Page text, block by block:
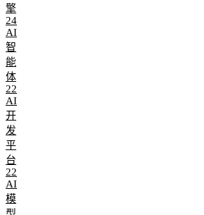
擎
24
AI
智
能
体
22
AI
开
发
平
台
22
AI
模